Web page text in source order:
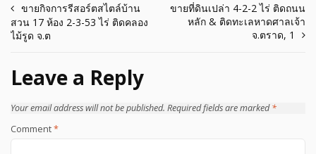
Post
navigation
ขายกิจการรีสอร์ตสไตล์บ้าน
สวน 17 ห้อง 2-3-53 ไร่ ติดคลอง
ไม้รูด จ.ต
ขายที่ดินเปล่า 4-2-2 ไร่ ติดถนน
หลัก & ติดทะเลหาดศาลเจ้า
จ.ตราด, 1
Leave a Reply
Your email address will not be published. Required fields are marked*
Comment*